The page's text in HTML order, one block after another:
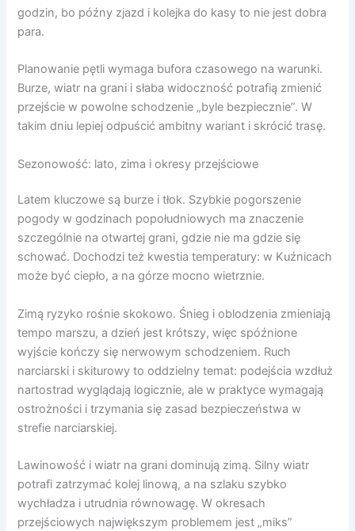
godzin, bo późny zjazd i kolejka do kasy to nie jest dobra
para.
Planowanie pętli wymaga bufora czasowego na warunki.
Burze, wiatr na grani i słaba widoczność potrafią zmienić
przejście w powolne schodzenie „byle bezpiecznie”. W
takim dniu lepiej odpuścić ambitny wariant i skrócić trasę.
Sezonowość: lato, zima i okresy przejściowe
Latem kluczowe są burze i tłok. Szybkie pogorszenie
pogody w godzinach popołudniowych ma znaczenie
szczególnie na otwartej grani, gdzie nie ma gdzie się
schować. Dochodzi też kwestia temperatury: w Kuźnicach
może być ciepło, a na górze mocno wietrznie.
Zimą ryzyko rośnie skokowo. Śnieg i oblodzenia zmieniają
tempo marszu, a dzień jest krótszy, więc spóźnione
wyjście kończy się nerwowym schodzeniem. Ruch
narciarski i skiturowy to oddzielny temat: podejścia wzdłuż
nartostrad wyglądają logicznie, ale w praktyce wymagają
ostrożności i trzymania się zasad bezpieczeństwa w
strefie narciarskiej.
Lawinowość i wiatr na grani dominują zimą. Silny wiatr
potrafi zatrzymać kolej linową, a na szlaku szybko
wychładza i utrudnia równowagę. W okresach
przejściowych największym problemem jest „miks”